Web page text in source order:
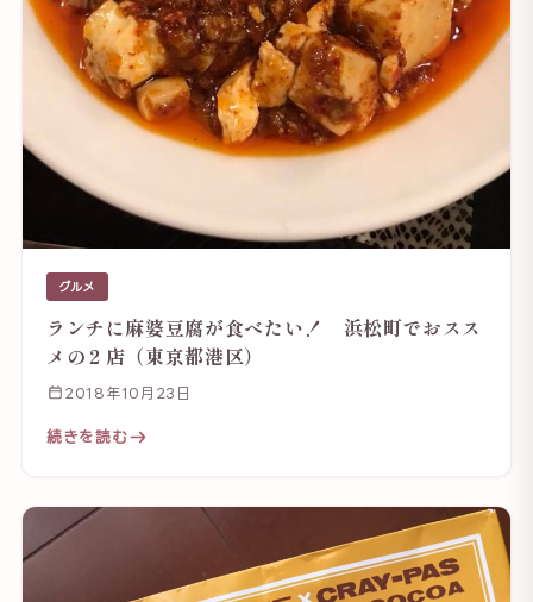
グルメ
ランチに麻婆豆腐が食べたい！ 浜松町でおスス
メの２店（東京都港区）
2018年10月23日
続きを読む